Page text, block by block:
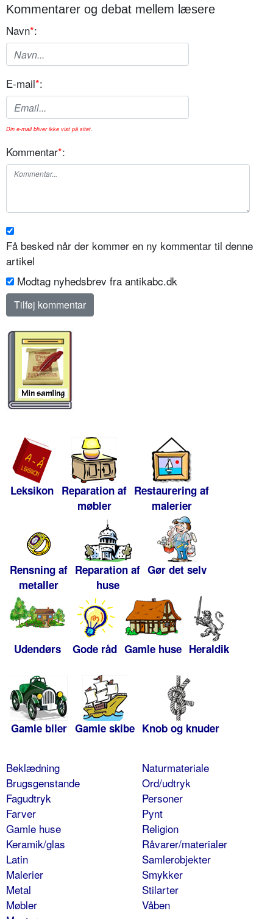
Kommentarer og debat mellem læsere
Navn*:
E-mail*:
Din e-mail bliver ikke vist på sitet.
Kommentar*:
Få besked når der kommer en ny kommentar til denne
artikel
Modtag nyhedsbrev fra antikabc.dk
Leksikon Reparation af
møbler
Restaurering af
malerier
Rensning af
metaller
Reparation af
huse
Gør det selv
Udendørs Gode råd Gamle huse Heraldik
Gamle biler Gamle skibe Knob og knuder
Beklædning
Brugsgenstande
Fagudtryk
Farver
Gamle huse
Keramik/glas
Latin
Malerier
Metal
Møbler
Naturmateriale
Ord/udtryk
Personer
Pynt
Religion
Råvarer/materialer
Samlerobjekter
Smykker
Stilarter
Våben